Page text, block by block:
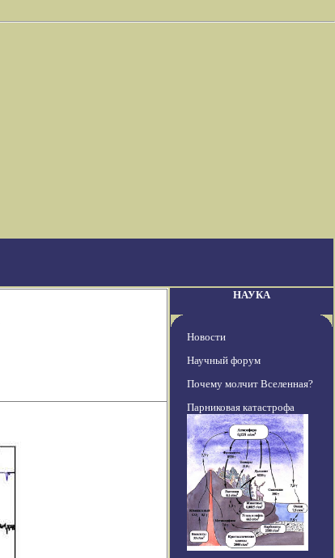
НАУКА
Новости
Научный форум
Почему молчит Вселенная?
Парниковая катастрофа